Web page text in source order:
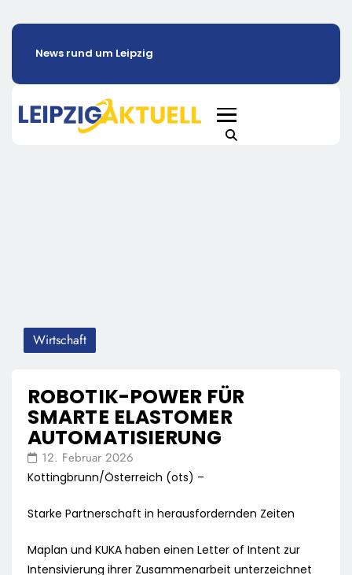
News rund um Leipzig
Wirtschaft
ROBOTIK-POWER FÜR
SMARTE ELASTOMER
AUTOMATISIERUNG
12. Februar 2026
Kottingbrunn/Österreich (ots) –
Starke Partnerschaft in herausfordernden Zeiten
Maplan und KUKA haben einen Letter of Intent zur
Intensivierung ihrer Zusammenarbeit unterzeichnet